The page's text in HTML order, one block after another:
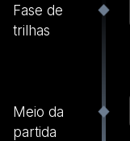
Fase de
trilhas
Meio da
partida